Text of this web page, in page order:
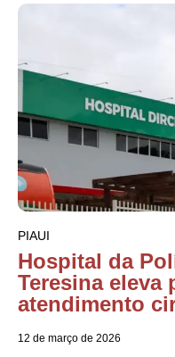
PIAUI
Hospital da
Teresina eleva
atendimento
12 de março de 2026